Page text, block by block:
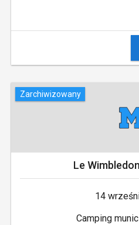
Zarchiwizowany
Le
14
Camping